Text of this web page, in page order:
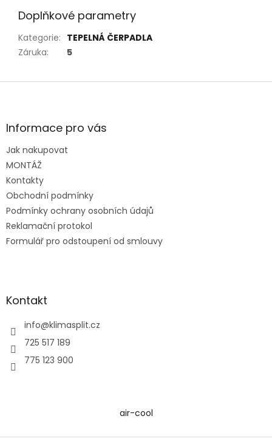
Doplňkové parametry
Kategorie: TEPELNÁ ČERPADLA
Záruka: 5
Z
aInformace pro vás
Jak nakupovat
MONTÁŽ
Kontakty
Obchodní podmínky
Podmínky ochrany osobních údajů
Reklamační protokol
Formulář pro odstoupení od smlouvy
Kontakt
info@klimasplit.cz
725 517 189
775 123 900
air-cool